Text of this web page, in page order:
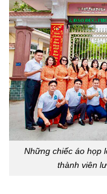
Những chiếc áo họp
thành viên